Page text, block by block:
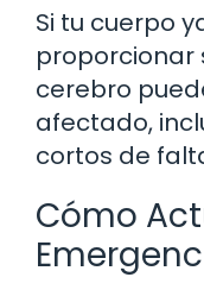
Si tu cuerpo
proporcionar
cerebro
afectado,
cortos de
Cómo